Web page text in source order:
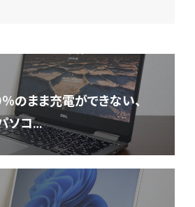
のまま充電ができない、
ソコ…